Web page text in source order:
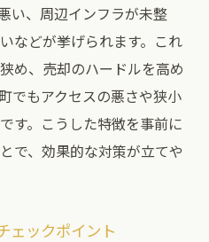
い、周辺インフラが未整
などが挙げられます。これ
め、売却のハードルを高め
でもアクセスの悪さや狭小
す。こうした特徴を事前に
で、効果的な対策が立てや
ェックポイント